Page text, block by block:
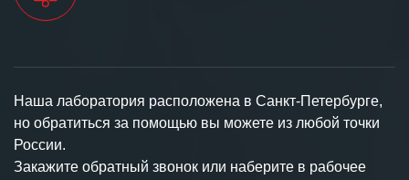
Наша лаборатория расположена в Санкт-Петербурге,
но обратиться за помощью вы можете из любой точки
России.
Закажите обратный звонок или наберите в рабочее